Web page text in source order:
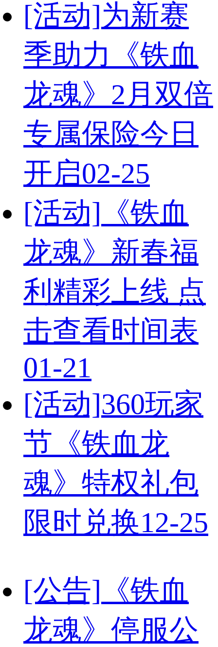
[活动]为新赛
季助力《铁血
龙魂》2月双倍
专属保险今日
开启02-25
[活动] 《铁血
龙魂》新春福
利精彩上线 点
击查看时间表
01-21
[活动]360玩家
节《铁血龙
魂》特权礼包
限时兑换12-25
[公告] 《铁血
龙魂》停服公